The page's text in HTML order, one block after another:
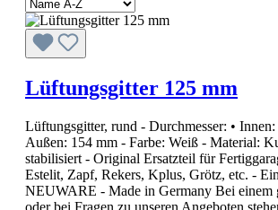
Lüftungsgitter 125 mm
Lüftungsgitter, rund - Durchmesser: •
Außen: 154 mm - Farbe: Weiß - Material:
stabilisiert - Original Ersatzteil für
Estelit, Zapf, Rekers, Kplus, Grötz, etc. -
NEUWARE - Made in Germany Bei einem
oder bei Fragen zu unseren Angeboten